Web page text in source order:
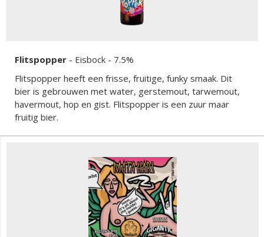
Flitspopper - Eisbock - 7.5%
Flitspopper heeft een frisse, fruitige, funky smaak. Dit
bier is gebrouwen met water, gerstemout, tarwemout,
havermout, hop en gist. Flitspopper is een zuur maar
fruitig bier.